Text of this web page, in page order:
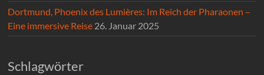
Dortmund, Phoenix des Lumières: Im Reich der Pharaonen –
Eine immersive Reise 26. Januar 2025
Schlagwörter